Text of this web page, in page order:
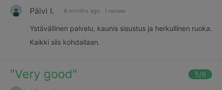
Päivi I. 8 months ago · 1 review
Ystävällinen palvelu, kaunis sisustus ja herkullinen ruoka.
Kaikki siis kohdallaan.
"Very good" 5/6